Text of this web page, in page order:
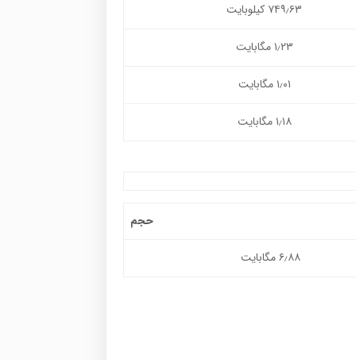
۷۴۹٫۶۳ کیلوبایت
۱٫۲۳ مگابایت
۱٫۰۱ مگابایت
۱٫۱۸ مگابایت
حجم
۶٫۸۸ مگابایت